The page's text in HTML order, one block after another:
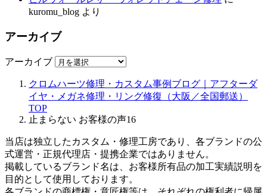
kuromu_blog より
アーカイブ
アーカイブ
クロムハーツ修理・カスタム事例ブログ｜アフターダ
イヤ・メガネ修理・リング修復（大阪／全国郵送）
TOP
止まらない お客様の声16
当店は独立したカスタム・修理工房であり、各ブランドの公
式運営・正規代理店・提携企業ではありません。
掲載しているブランド名は、お客様所有品の加工実績説明を
目的として使用しております。